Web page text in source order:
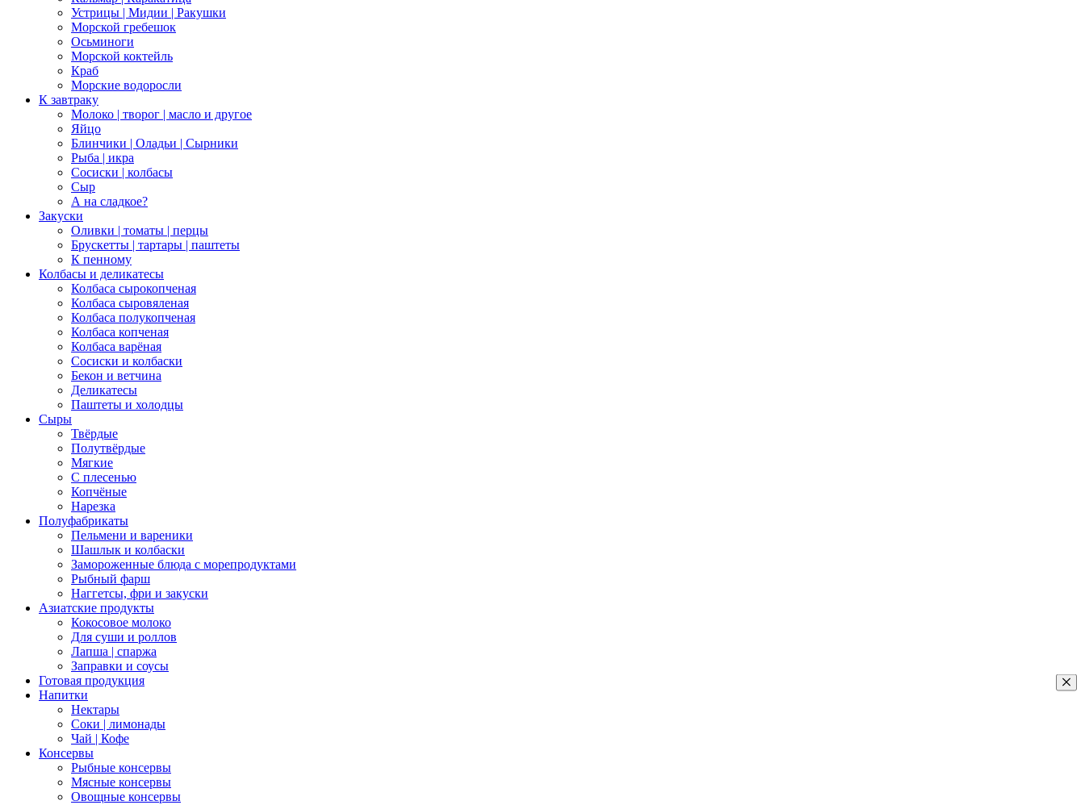
Устрицы | Мидии | Ракушки
Морской гребешок
Осьминоги
Морской коктейль
Краб
Морские водоросли
К завтраку
Молоко | творог | масло и другое
Яйцо
Блинчики | Оладьи | Сырники
Рыба | икра
Сосиски | колбасы
Сыр
А на сладкое?
Закуски
Оливки | томаты | перцы
Брускетты | тартары | паштеты
К пенному
Колбасы и деликатесы
Колбаса сырокопченая
Колбаса сыровяленая
Колбаса полукопченая
Колбаса копченая
Колбаса варёная
Сосиски и колбаски
Бекон и ветчина
Деликатесы
Паштеты и холодцы
Сыры
Твёрдые
Полутвёрдые
Мягкие
С плесенью
Копчёные
Нарезка
Полуфабрикаты
Пельмени и вареники
Шашлык и колбаски
Замороженные блюда с морепродуктами
Рыбный фарш
Наггетсы, фри и закуски
Азиатские продукты
Кокосовое молоко
Для суши и роллов
Лапша | спаржа
Заправки и соусы
Готовая продукция
Напитки
Нектары
Соки | лимонады
Чай | Кофе
Консервы
Рыбные консервы
Мясные консервы
Овощные консервы